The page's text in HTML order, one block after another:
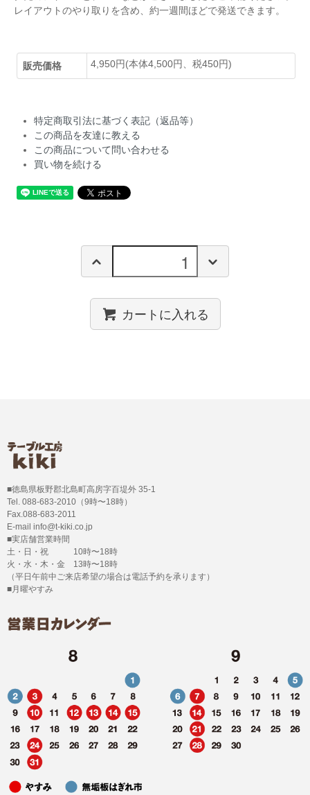
レイアウトのやり取りを含め、約一週間ほどで発送できます。
販売価格 4,950円(本体4,500円、税450円)
特定商取引法に基づく表記（返品等）
この商品を友達に教える
この商品について問い合わせる
買い物を続ける
カートに入れる
■徳島県板野郡北島町高房字百堤外 35-1
Tel. 088-683-2010（9時〜18時）
Fax.088-683-2011
E-mail info@t-kiki.co.jp
■実店舗営業時間
土・日・祝 10時〜18時
火・水・木・金 13時〜18時
（平日午前中ご来店希望の場合は電話予約を承ります）
■月曜やすみ